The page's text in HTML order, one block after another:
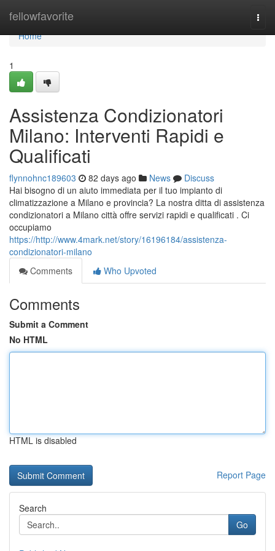
fellowfavorite
Home
Home
1
Assistenza Condizionatori
Milano: Interventi Rapidi e
Qualificati
flynnohnc189603 82 days ago News
Discuss
Hai bisogno di un aiuto immediata per il tuo impianto di
climatizzazione a Milano e provincia? La nostra ditta di assistenza
condizionatori a Milano città offre servizi rapidi e qualificati . Ci
occupiamo
https://http://www.4mark.net/story/16196184/assistenza-
condizionatori-milano
Comments
Who Upvoted
Comments
Submit a Comment
No HTML
HTML is disabled
Report Page
Search
Go